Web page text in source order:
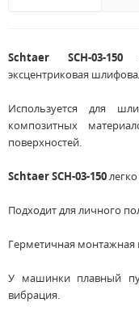
Schtaer SCH-03-150
эксцентриковая
Используется для
композитных
поверхностей.
Schtaer SCH-03-150
Подходит для личного
Герметичная монтажная
У машинки плавный
вибрация.